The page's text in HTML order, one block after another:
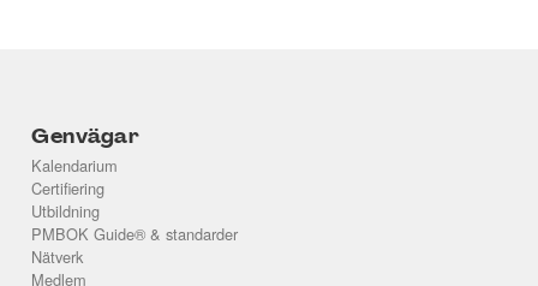
Genvägar
Kalendarium
Certifiering
Utbildning
PMBOK Guide® & standarder
Nätverk
Medlem